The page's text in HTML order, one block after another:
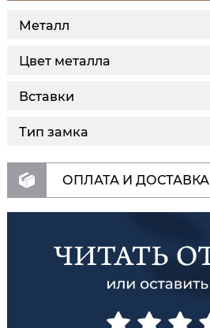
Металл
Цвет металла
Вставки
Тип замка
ОПЛАТА И ДОСТАВКА